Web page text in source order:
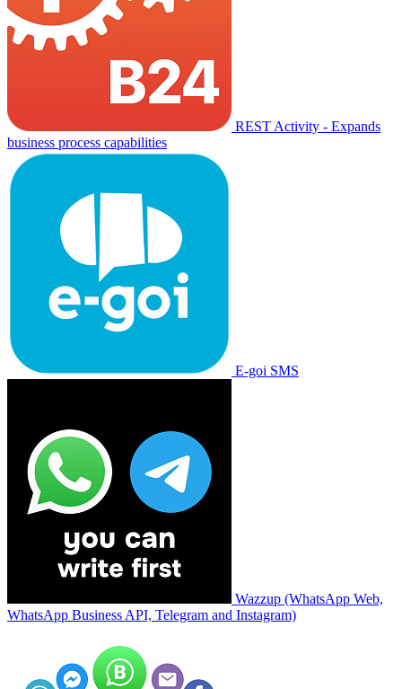
REST Activity - Expands
business process capabilities
E-goi SMS
Wazzup (WhatsApp Web,
WhatsApp Business API, Telegram and Instagram)